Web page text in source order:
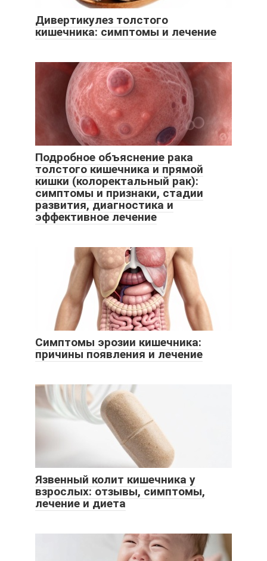
Дивертикулез толстого
кишечника: симптомы и лечение
Подробное объяснение рака
толстого кишечника и прямой
кишки (колоректальный рак):
симптомы и признаки, стадии
развития, диагностика и
эффективное лечение
Симптомы эрозии кишечника:
причины появления и лечение
Язвенный колит кишечника у
взрослых: отзывы, симптомы,
лечение и диета